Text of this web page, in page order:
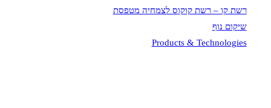
רשת קו – רשת קוקוס לצמחיה מטפסת
שיקום נוף
Products & Technologies